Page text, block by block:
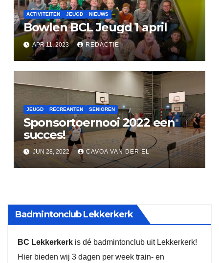
ACTIVITEITEN JEUGD NIEUWS
Bowlen BCL Jeugd 1 april
APR 11, 2023 REDACTIE
JEUGD RECREANTEN SENIOREN
Sponsortoernooi 2022 een
succes!
JUN 28, 2022 CAVOA VAN DER EL
Badmintonclub Lekkerkerk
BC Lekkerkerk is dé badmintonclub uit Lekkerkerk!
Hier bieden wij 3 dagen per week train- en